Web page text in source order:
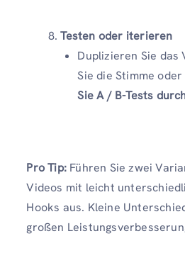
Testen oder iterieren
Duplizieren Sie das
Sie die Stimme
Sie A / B-Tests
Pro Tip: Führen Sie zwei
Videos mit leicht
Hooks aus. Kleine
großen